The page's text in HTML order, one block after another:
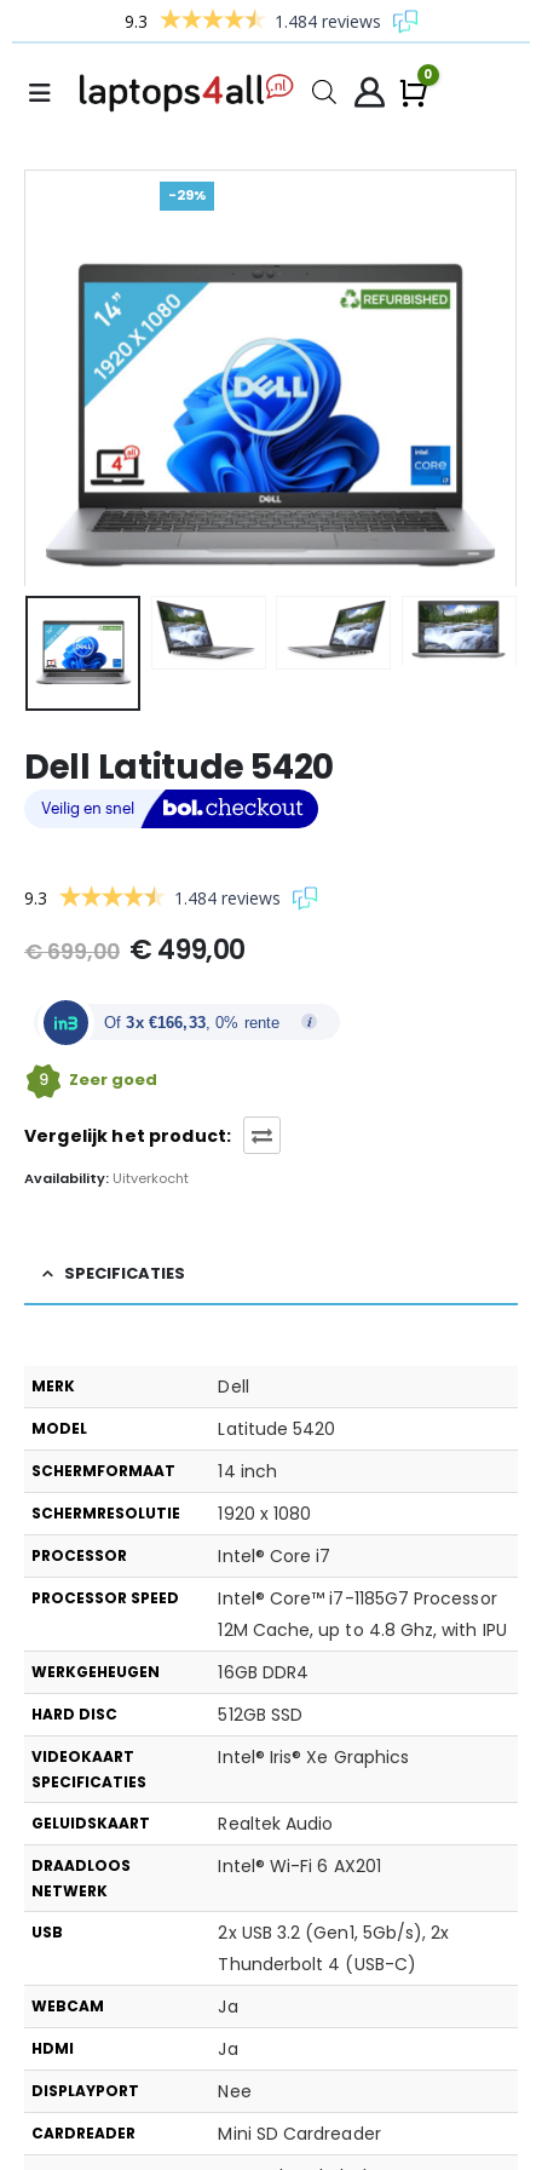
9.3 1.484 reviews
0
-29%
Dell Latitude 5420
9.3 1.484 reviews
€699,00 Oorspronkelijke
€ 699,00.
€499,00Huidige
€ 499,00.
Of3x €166,33, 0% rente
9 Zeer goed
Vergelijk het product:
Availability: Uitverkocht
SPECIFICATIES
MERK Dell
MODEL Latitude 5420
SCHERMFORMAAT 14 inch
SCHERMRESOLUTIE 1920 x 1080
PROCESSOR Intel® Core i7
PROCESSOR SPEED
Intel® Core™ i7-1185G7 Processor
12M Cache, up to 4.8 Ghz, with IPU
WERKGEHEUGEN 16GB DDR4
HARD DISC 512GB SSD
VIDEOKAART
SPECIFICATIES
Intel® Iris® Xe Graphics
GELUIDSKAART Realtek Audio
DRAADLOOS
NETWERK
Intel® Wi-Fi 6 AX201
USB
2x USB 3.2 (Gen1, 5Gb/s), 2x
Thunderbolt 4 (USB-C)
WEBCAM Ja
HDMI Ja
DISPLAYPORT Nee
CARDREADER Mini SD Cardreader